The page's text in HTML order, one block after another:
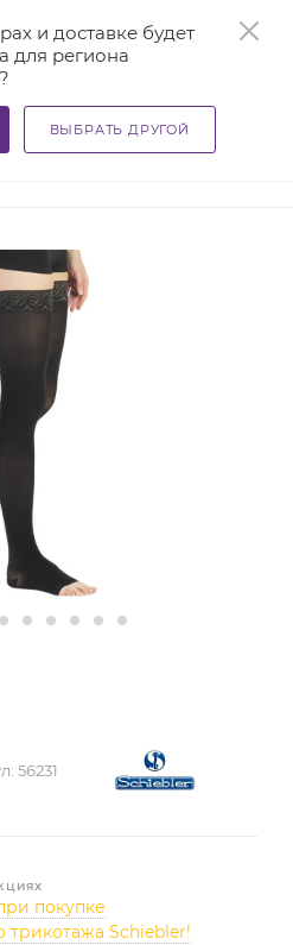
и доставке будет
для региона
?
ВЫБРАТЬ ДРУГОЙ
трикотаж
Venex CCL1 S-
56231
покупке
трикотажа Schiebler!